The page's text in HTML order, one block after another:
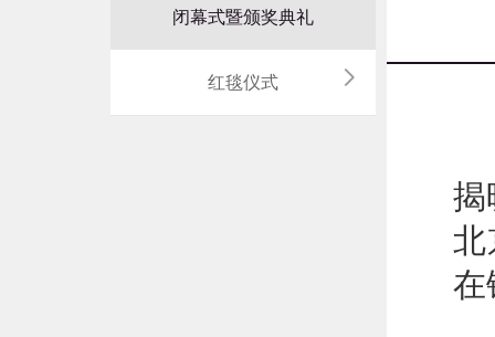
闭幕式暨颁奖典礼
红毯仪式
揭
北
在